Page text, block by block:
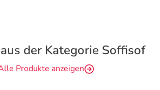
der Kategorie Soffisof
Produkte anzeigen